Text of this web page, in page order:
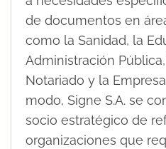
de documentos en
como la Sanidad, la
Administración
Notariado y la
modo, Signe S.A. se
socio estratégico de
organizaciones que